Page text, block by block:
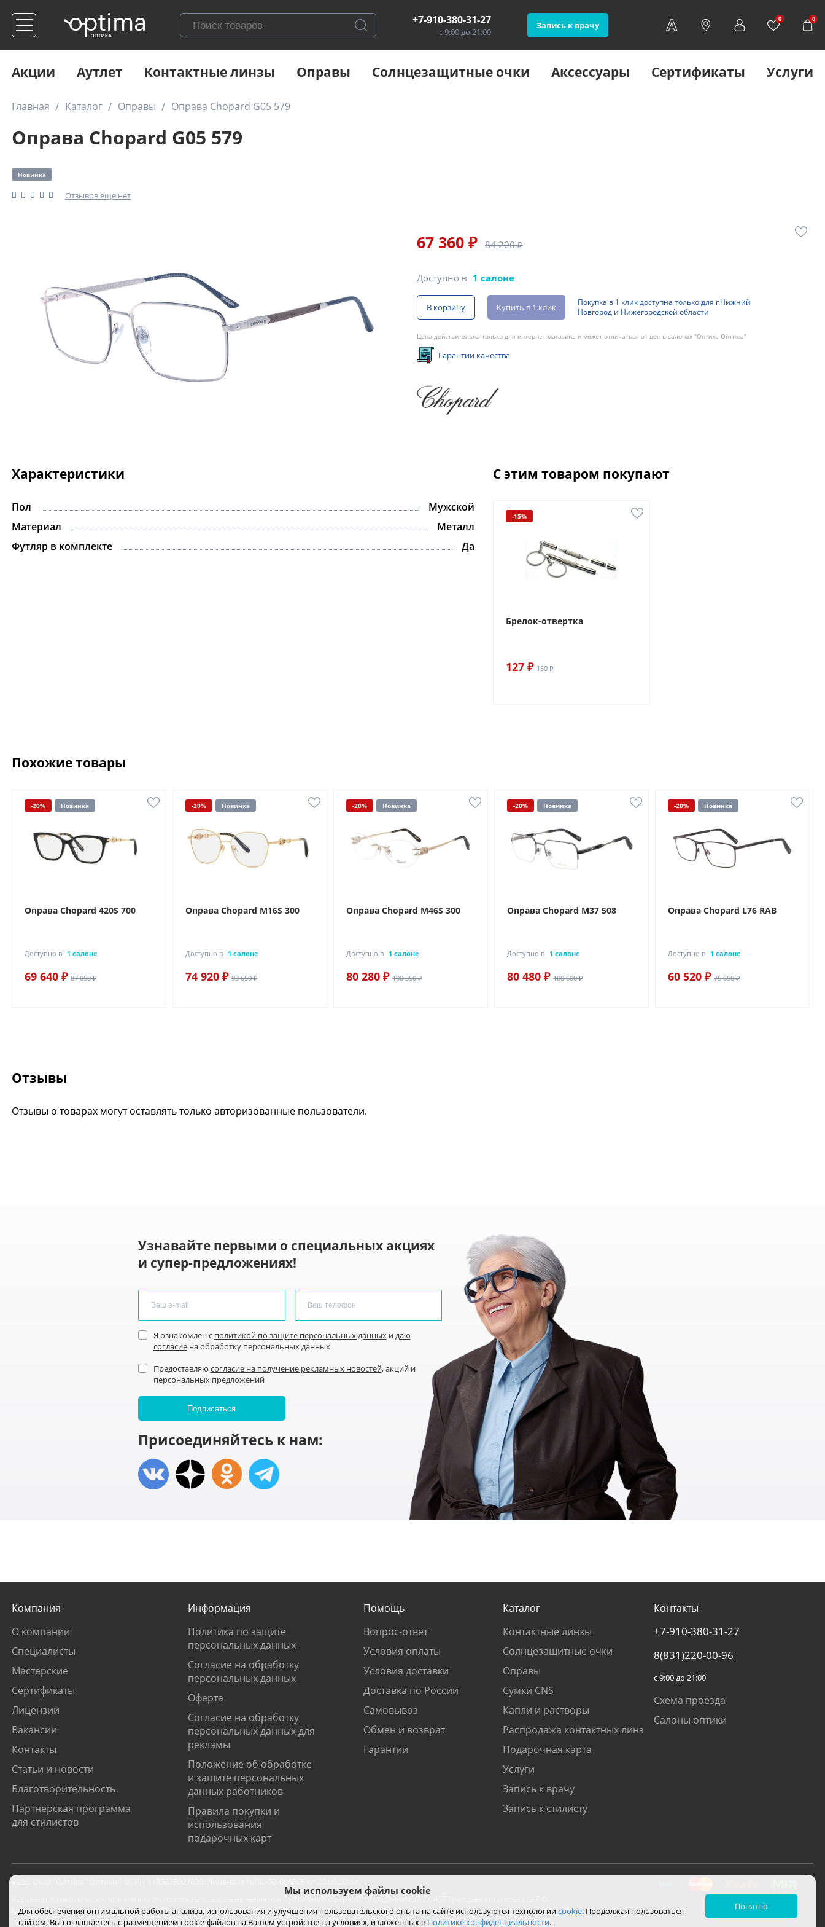
+7-910-380-31-27
с 9:00 до 21:00
Запись к врачу
0 0
Акции Аутлет Контактные линзы Оправы Солнцезащитные очки Аксессуары Сертификаты Услуги
Главная Каталог Оправы Оправа Chopard G05 579
Оправа Chopard G05 579
Новинка
Отзывов еще нет
67 360 ₽ 84 200 ₽
Доступно в 1 салоне
В корзину Купить в 1 клик
Покупка в 1 клик доступна только для г.Нижний
Новгород и Нижегородской области
Цена действительна только для интернет-магазина и может отличаться от цен в салонах "Оптика Оптима"
Гарантии качества
Характеристики
Пол
Мужской
Материал
Металл
Футляр в комплекте
Да
С этим товаром покупают
-15%
Брелок-отвертка
127 ₽ 150 ₽
Похожие товары
-20% Новинка
Оправа Chopard 420S 700
Доступно в 1 салоне
69 640 ₽ 87 050 ₽
-20% Новинка
Оправа Chopard M16S 300
Доступно в 1 салоне
74 920 ₽ 93 650 ₽
-20% Новинка
Оправа Chopard M46S 300
Доступно в 1 салоне
80 280 ₽ 100 350 ₽
-20% Новинка
Оправа Chopard M37 508
Доступно в 1 салоне
80 480 ₽ 100 600 ₽
-20% Новинка
Оправа Chopard L76 RAB
Доступно в 1 салоне
60 520 ₽ 75 650 ₽
Отзывы
Отзывы о товарах могут оставлять только авторизованные пользователи.
Узнавайте первыми о специальных акциях
и супер-предложениях!
Я ознакомлен с политикой по защите персональных данныхи даю
согласиена обработку персональных данных
Предоставляю согласие на получение рекламных новостей, акций и
персональных предложений
Присоединяйтесь к нам:
Компания
О компании
Специалисты
Мастерские
Сертификаты
Лицензии
Вакансии
Контакты
Статьи и новости
Благотворительность
Партнерская программа
для стилистов
Информация
Политика по защите
персональных данных
Согласие на обработку
персональных данных
Оферта
Согласие на обработку
персональных данных для
рекламы
Положение об обработке
и защите персональных
данных работников
Правила покупки и
использования
подарочных карт
Помощь
Вопрос-ответ
Условия оплаты
Условия доставки
Доставка по России
Самовывоз
Обмен и возврат
Гарантии
Каталог
Контактные линзы
Солнцезащитные очки
Оправы
Сумки CNS
Капли и растворы
Распродажа контактных линз
Подарочная карта
Услуги
Запись к врачу
Запись к стилисту
Контакты
+7-910-380-31-27
8(831)220-00-96
с 9:00 до 21:00
Схема проезда
Салоны оптики
Характеристики, описание, наличие и стоимость товаров не являются публичной офертой, определяемой ст. 437 Гражданского кодекса РФ.
Цены на сайте могут отличаться от цен в салонах и действуют только при покупке с помощью сайта.
Мы используем файлы cookie
Для обеспечения оптимальной работы анализа, использования и улучшения пользовательского опыта на сайте используются технологииcookie. Продолжая пользоваться
сайтом, Вы соглашаетесь с размещением cookie-файлов на Вашем устройстве на условиях, изложенных в Политике конфиденциальности.
Понятно